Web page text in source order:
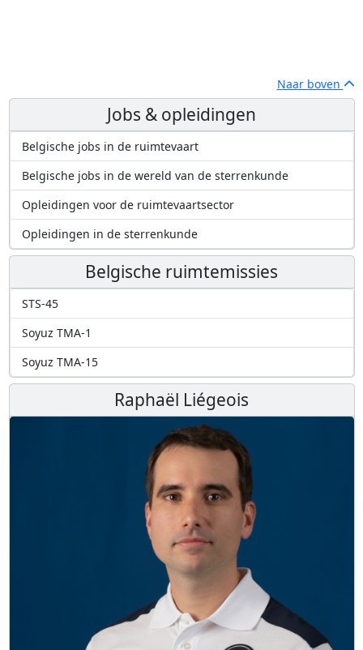
Naar boven
Jobs & opleidingen
Belgische jobs in de ruimtevaart
Belgische jobs in de wereld van de sterrenkunde
Opleidingen voor de ruimtevaartsector
Opleidingen in de sterrenkunde
Belgische ruimtemissies
STS-45
Soyuz TMA-1
Soyuz TMA-15
Raphaël Liégeois